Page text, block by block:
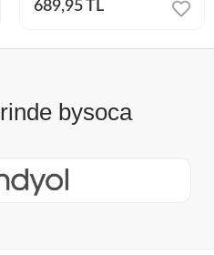
689,95 TL